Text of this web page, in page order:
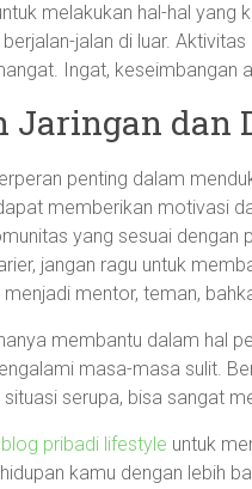
melakukan hal-hal
jalan di luar.
Ingat, keseimbangan
Jaringan dan
penting dalam
memberikan motivasi
yang sesuai dengan
jangan ragu untuk
mentor, teman,
membantu dalam hal
masa-masa sulit.
serupa, bisa sangat
blog pribadi lifestyle untuk
kamu dengan lebih